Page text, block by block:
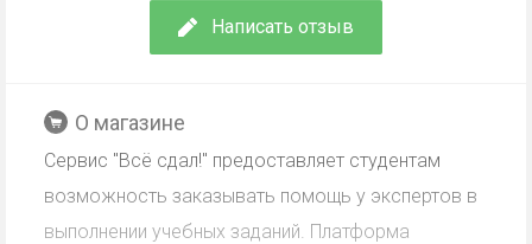
Написать отзыв
О магазине
Сервис "Всё сдал!" предоставляет студентам
возможность заказывать помощь у экспертов в
выполнении учебных заданий. Платформа